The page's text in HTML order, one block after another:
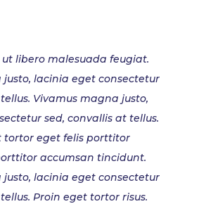
libero malesuada feugiat.
justo, lacinia eget consectetur
Vivamus magna justo,
sed, convallis at tellus.
tortor eget felis porttitor
accumsan tincidunt.
justo, lacinia eget consectetur
Proin eget tortor risus.